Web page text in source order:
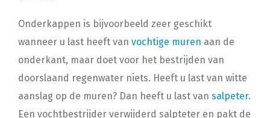
Onderkappen is bijvoorbeeld zeer geschikt
wanneer u last heeft van vochtige muren aan de
onderkant, maar doet voor het bestrijden van
doorslaand regenwater niets. Heeft u last van witte
aanslag op de muren? Dan heeft u last van salpeter.
Een vochtbestrijder verwijderd salpteter en pakt de